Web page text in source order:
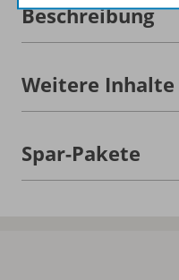
Beschreibung
Weitere Inhalte
Spar-Pakete